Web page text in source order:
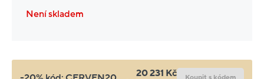
Není skladem
20 231 Kč